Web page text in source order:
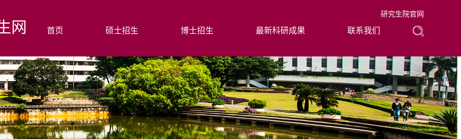
网 首页 硕士招生 博士招生 最新科研成果 联系我们
研究生院官网